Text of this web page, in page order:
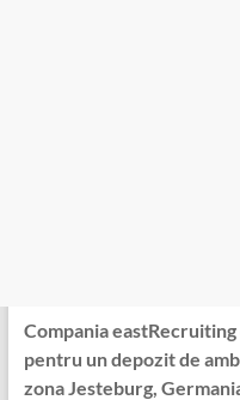
Compania
pentru un depozit de
zona Jesteburg,